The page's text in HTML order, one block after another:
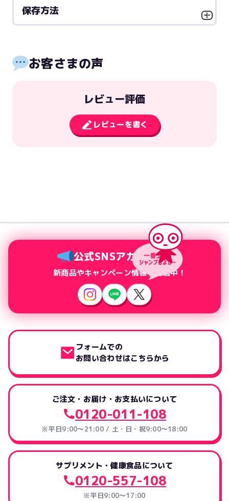
保存方法
お客さまの声
レビュー評価
レビューを書く
公式SNSアカウント
新商品やキャンペーン情報を配信中！
フォームでの
お問い合わせはこちらから
ご注文・お届け・お支払いについて
0120-011-108
※平日9:00～21:00 / 土・日・祝9:00～18:00
サプリメント・健康食品について
0120-557-108
※平日9:00～17:00